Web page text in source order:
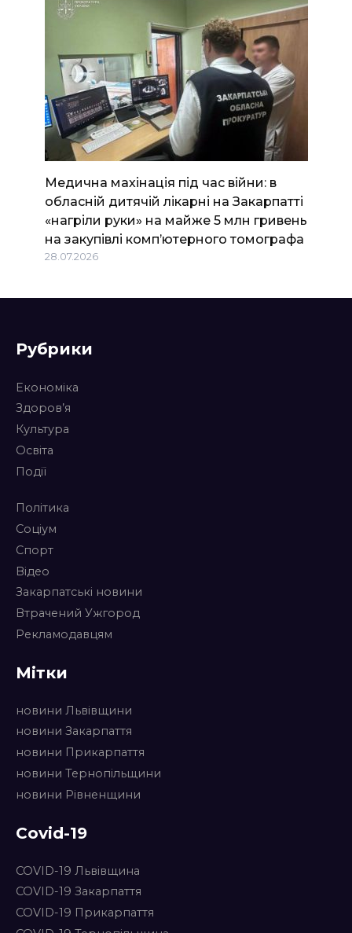
Медична махінація під час війни: в
обласній дитячій лікарні на Закарпатті
«нагріли руки» на майже 5 млн гривень
на закупівлі комп’ютерного томографа
28.07.2026
Рубрики
Економіка
Здоров’я
Культура
Освіта
Події
Політика
Соціум
Спорт
Відео
Закарпатські новини
Втрачений Ужгород
Рекламодавцям
Мітки
новини Львівщини
новини Закарпаття
новини Прикарпаття
новини Тернопільщини
новини Рівненщини
Covid-19
COVID-19 Львівщина
COVID-19 Закарпаття
COVID-19 Прикарпаття